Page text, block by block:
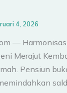
4, 2026
—
Merajut
Pensiun